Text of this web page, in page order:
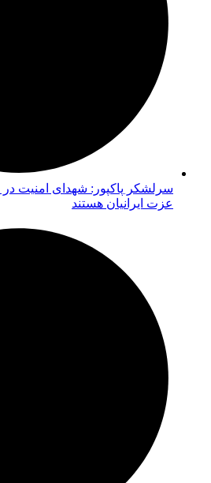
سرلشکر پاکپور: شهدای امنیت
عزت ایرانیان هستند